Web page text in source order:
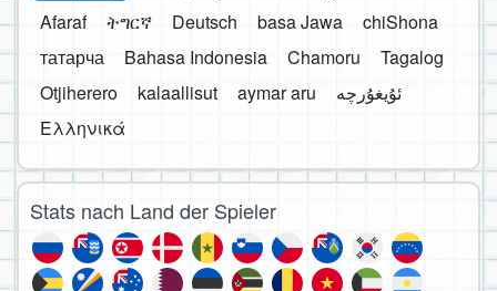
Afaraf
ትግርኛ Deutsch basa Jawa
chiShona
татарча
Bahasa Indonesia Chamoru
Tagalog
Otjiherero
kalaallisut aymar aru
Ελληνικά
Stats nach Land der Spieler